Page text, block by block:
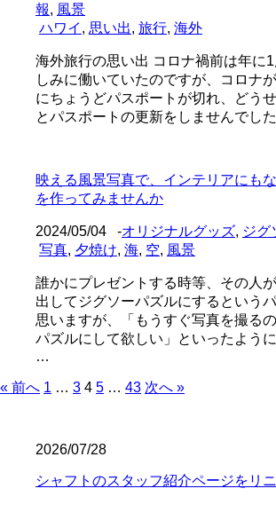
報, 風景
ハワイ , 思い出, 旅行, 海外
海外旅行の思い出 コロナ禍前は年に
しみに働いていたのですが、コロナ
にちょうどパスポートが切れ、どう
とパスポートの更新をしませんでし
映える風景写真で、インテリアにも
を作ってみませんか
2024/05/04 -オリジナルグッズ, ジグ
写真, 夕焼け, 海, 空, 風景
誰かにプレゼントする時等、その人
出してジグソーパズルにするという
思いますが、「もうすぐ写真を撮る
パズルにして欲しい」といったよう
…
« 前へ 1 … 3 4 5 … 43 次へ »
2026/07/28
シャフトのスタッフ紹介ページをリ